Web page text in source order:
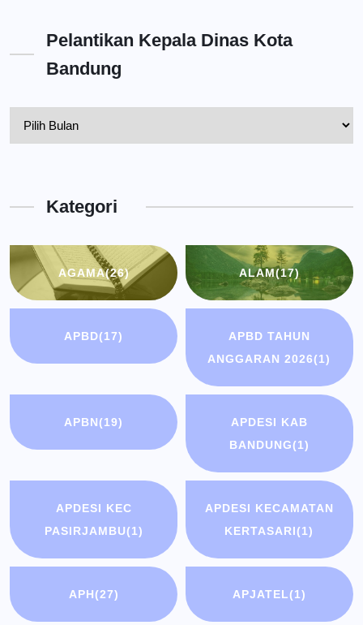
Pelantikan Kepala Dinas Kota
Bandung
BandungKategori
AGAMA(26) ALAM(17)
APBD(17)
APBD TAHUN
ANGGARAN 2026(1)
APBN(19)
APDESI KAB
BANDUNG(1)
APDESI KEC
PASIRJAMBU(1)
APDESI KECAMATAN
KERTASARI(1)
APH(27) APJATEL(1)